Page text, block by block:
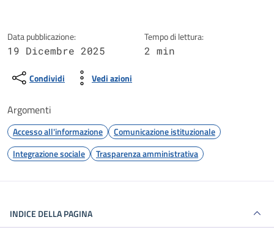
Data pubblicazione:
19 Dicembre 2025
Tempo di lettura:
2 min
Condividi Vedi azioni
Argomenti
Accesso all'informazione
Comunicazione istituzionale
Integrazione sociale
Trasparenza amministrativa
INDICE DELLA PAGINA